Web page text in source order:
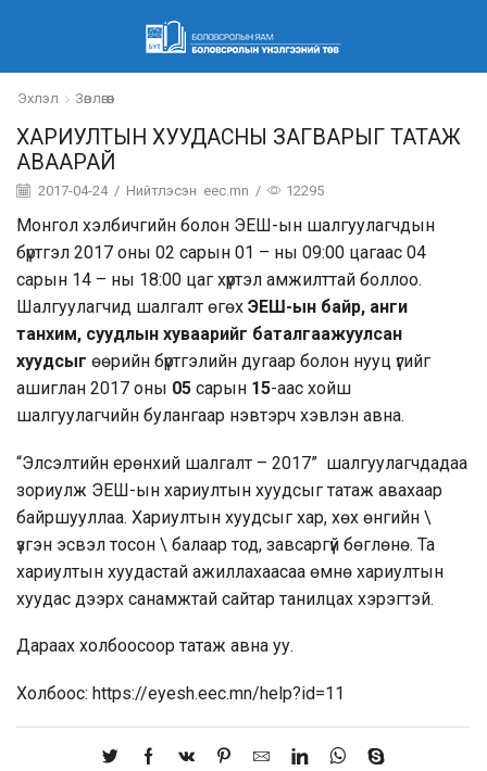
Эхлэл Зөвлөгөөн
ХАРИУЛТЫН ХУУДАСНЫ ЗАГВАРЫГ ТАТАЖ
АВААРАЙ
2017-04-24 / Нийтлэсэн eec.mn / 12295
Монгол хэлбичгийн болон ЭЕШ-ын шалгуулагчдын
бүртгэл 2017 оны 02 сарын 01 – ны 09:00 цагаас 04
сарын 14 – ны 18:00 цаг хүртэл амжилттай боллоо.
Шалгуулагчид шалгалт өгөх ЭЕШ-ын байр, анги
танхим, суудлын хуваарийг баталгаажуулсан
хуудсыг өөрийн бүртгэлийн дугаар болон нууц үгийг
ашиглан 2017 оны 05 сарын 15-аас хойш
шалгуулагчийн булангаар нэвтэрч хэвлэн авна.
“Элсэлтийн ерөнхий шалгалт – 2017” шалгуулагчдадаа
зориулж ЭЕШ-ын хариултын хуудсыг татаж авахаар
байршууллаа. Хариултын хуудсыг хар, хөх өнгийн \
үзгэн эсвэл тосон \ балаар тод, завсаргүй бөглөнө. Та
хариултын хуудастай ажиллахаасаа өмнө хариултын
хуудас дээрх санамжтай сайтар танилцах хэрэгтэй.
Дараах холбоосоор татаж авна уу.
Холбоос: https://eyesh.eec.mn/help?id=11